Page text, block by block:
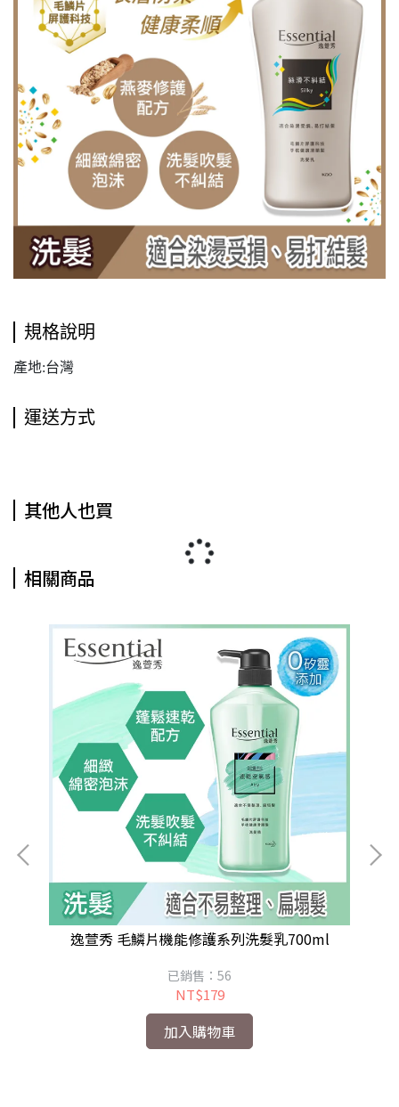
規格說明
產地:台灣
運送方式
其他人也買
相關商品
逸萱秀 毛鱗片機能修護系列洗髮乳700ml
已銷售：56
NT$179
加入購物車